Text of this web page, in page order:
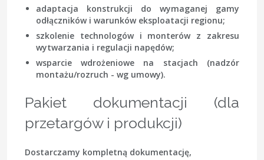
adaptacja konstrukcji do wymaganej gamy
odłączników i warunków eksploatacji regionu;
szkolenie technologów i monterów z zakresu
wytwarzania i regulacji napędów;
wsparcie wdrożeniowe na stacjach (nadzór
montażu/rozruch - wg umowy).
Pakiet dokumentacji (dla
przetargów i produkcji)
Dostarczamy kompletną dokumentację,